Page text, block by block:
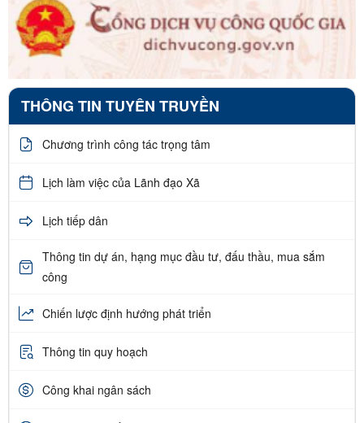
THÔNG TIN TUYÊN TRUYỀN
Chương trình công tác trọng tâm
Lịch làm việc của Lãnh đạo Xã
Lịch tiếp dân
Thông tin dự án, hạng mục đầu tư, đấu thầu, mua sắm
công
Chiến lược định hướng phát triển
Thông tin quy hoạch
Công khai ngân sách